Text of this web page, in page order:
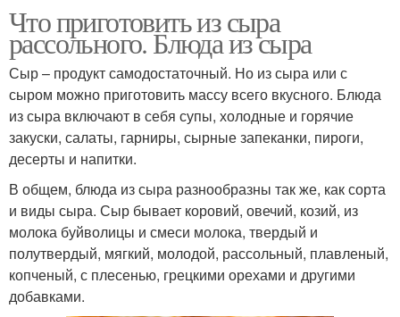
Что приготовить из сыра
рассольного. Блюда из сыра
Сыр – продукт самодостаточный. Но из сыра или с
сыром можно приготовить массу всего вкусного. Блюда
из сыра включают в себя супы, холодные и горячие
закуски, салаты, гарниры, сырные запеканки, пироги,
десерты и напитки.
В общем, блюда из сыра разнообразны так же, как сорта
и виды сыра. Сыр бывает коровий, овечий, козий, из
молока буйволицы и смеси молока, твердый и
полутвердый, мягкий, молодой, рассольный, плавленый,
копченый, с плесенью, грецкими орехами и другими
добавками.